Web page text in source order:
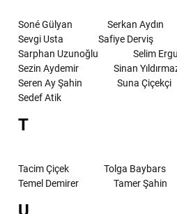
Soné Gülyan Serkan Aydın
Sevgi Usta
Safiye Derviş
Sarphan Uzunoğlu
Selim
Sezin Aydemir
Sinan
Seren Ay Şahin
Suna Çiçekçi
Sedef Atik
T
Tacim Çiçek Tolga Baybars
Temel Demirer
Tamer Şahin